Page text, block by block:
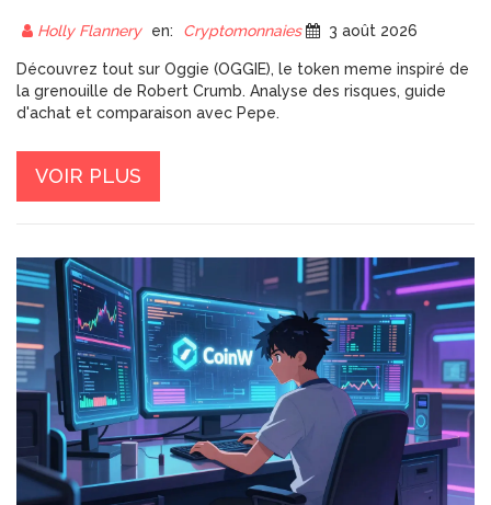
Holly Flannery en: Cryptomonnaies 3 août 2026
Découvrez tout sur Oggie (OGGIE), le token meme inspiré de
la grenouille de Robert Crumb. Analyse des risques, guide
d'achat et comparaison avec Pepe.
VOIR PLUS